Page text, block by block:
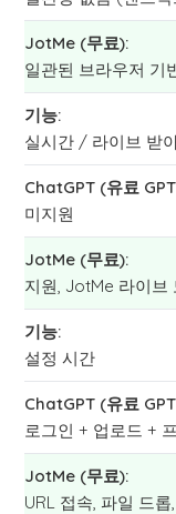
일관된 브라우저 기
실시간 / 라이브 받
미지원
지원, JotMe 라이브
설정 시간
로그인 + 업로드 +
URL 접속, 파일 드